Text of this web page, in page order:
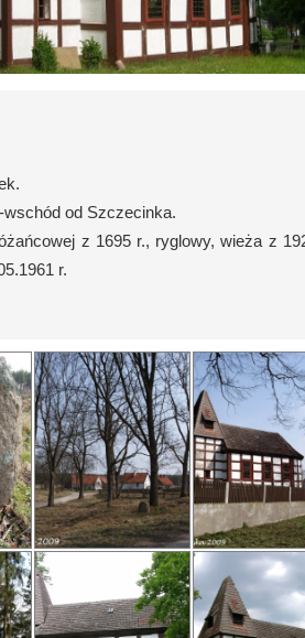
wschód od Szczecinka.
z 1695 r., ryglowy, wieża z
r.